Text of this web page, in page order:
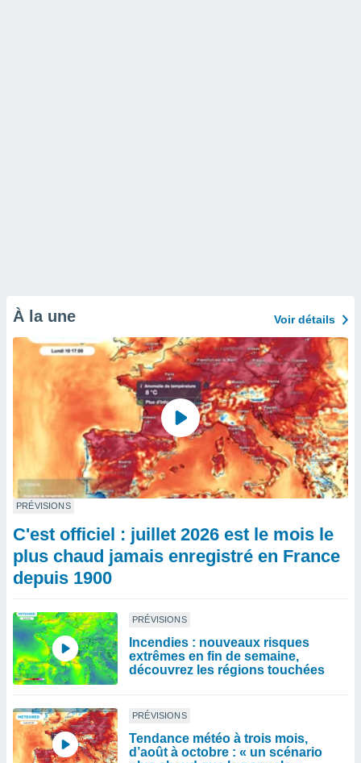
À la une Voir détails
PRÉVISIONS
C'est officiel : juillet 2026 est le mois le
plus chaud jamais enregistré en France
depuis 1900
PRÉVISIONS
Incendies : nouveaux risques
extrêmes en fin de semaine,
découvrez les régions touchées
PRÉVISIONS
Tendance météo à trois mois,
d’août à octobre : « un scénario